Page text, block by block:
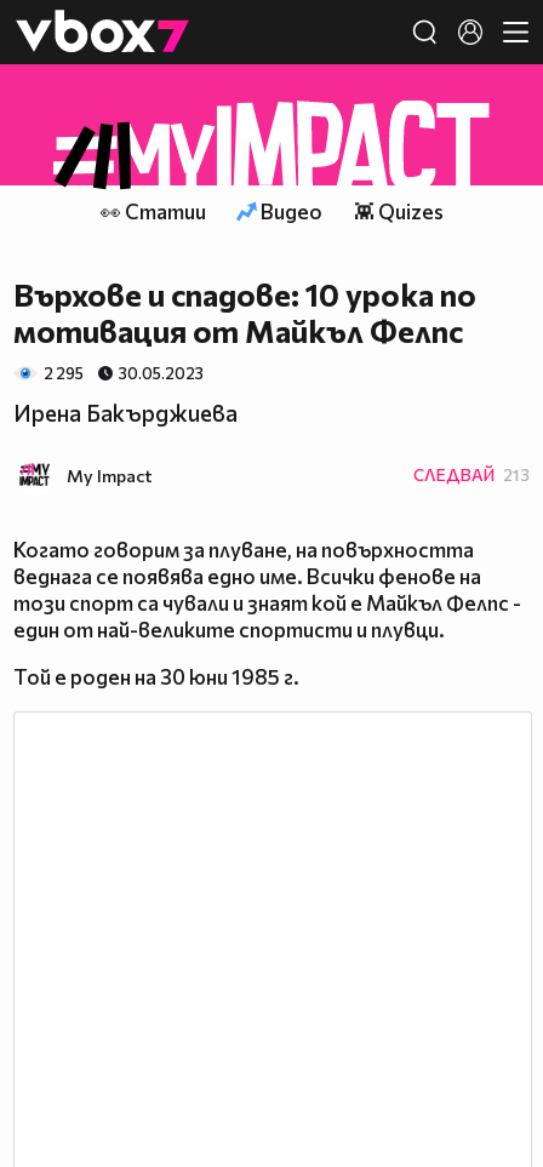
👾
👀 Статии Видео 👾 Quizes
Върхове и спадове: 10 урока по
мотивация от Майкъл Фелпс
2 295 30.05.2023
Ирена Бакърджиева
My Impact СЛЕДВАЙ 213
Когато говорим за плуване, на повърхността
веднага се появява едно име. Всички фенове на
този спорт са чували и знаят кой е Майкъл Фелпс -
един от най-великите спортисти и плувци.
Той е роден на 30 юни 1985 г.